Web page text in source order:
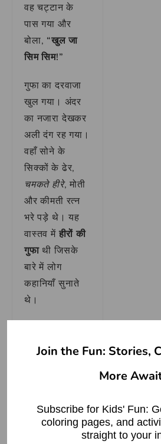
वह चट्टान के
पास गया और
बोला, “खुल जा
सिम सिम!”
गुफा का दरवाजा
खुल गया। अंदर
का नजारा देखकर
अली दंग रह गया।
वहाँ सोने के
सिक्कों के ढेर,
चमकते हीरे, मोती
और कीमती रत्न
भरे पड़े थे। यह
वास्तव में हीरों की
गुफाथी जिसके
बारे में लोग
कहानियाँ सुनाते
थे।
उतना ही सोना
लालची नहीं था।
उसने कहा,“बंद
Join the Fun: Stories,
More
Subscribe for Kids' Fun:
coloring pages, and
straight to your